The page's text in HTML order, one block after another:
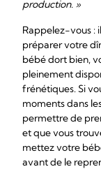
production. »
Rappelez-vous :
préparer votre
bébé dort bien,
pleinement
frénétiques. Si
moments dans
permettre de
et que vous
mettez votre
avant de le